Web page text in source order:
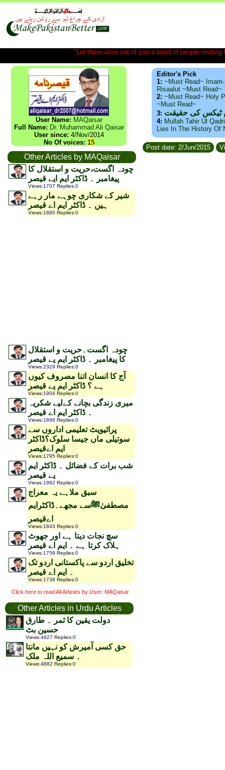
"Let there arise out of you a band of people
User Name: MAQaisar
Full Name: Dr. Muhammad Ali Qaisar
User since: 4/Nov/2014
No Of voices: 15
Other Articles by MAQaisar
چودہ اگست،حریت و استقلال کا
پیغامبر ۔ ڈاکٹر ایم ایے قیصر
Views:1707 Replies:0
شیر کے شکاری چوہے مار رہے
ہیں ۔ ڈاکٹر ایم اے قیصر
Views:1880 Replies:0
چودہ اگست۔حریت و استقلال
کا پیغامبر ۔ ڈاکٹر ایم یے قیصر
Views:2329 Replies:0
آج کا انسان اتنا مصروف کیوں
ہے ؟ ڈاکٹر ایم یے قیصر
Views:1904 Replies:0
میری زندگی بچانے کےلیے شکریہ
۔ ڈاکٹر ایم اے قیصر
Views:1896 Replies:0
پرائیویٹ تعلیمی اداروں سے
سوتیلی ماں جیسا سلوک؟ڈاکٹر
ایم اےقیصر
Views:1795 Replies:0
شب برات کے فضائل ۔ ڈاکٹر ایم
یے قیصر
Views:1992 Replies:0
سبق ملاہے یہ معراج
مصطفیٰﷺسے مجھے۔ڈاکٹرایم
اےقیصر
Views:1843 Replies:0
سچ نجات دیتا ہے اور جھوٹ
ہلاک کرتا ہے ۔ ایم اے قیصر
Views:1759 Replies:0
تخلیق اردو سے پاکستانی اردو تک
۔ ایم اے قیصر
Views:1738 Replies:0
Click here to read All Articles by User: MAQaisar
Other Articles in Urdu Articles
دولت یقین کا ثمر ۔ طارق
حسین بٹ
Views:4927 Replies:0
حق کسی آمیرش کو نہیں مانتا
۔ سمیع اللہ ملک
Views:4882 Replies:0
Editor's Pick
1: ~Must Read~
Risaalut ~Must Read~
2: ~Must Read~ Holy
~Must Read~
3: ٹیکس کی حقیقت
4: Mullah Tahir Ul
Lies In The History Of
Post date: 2/Jun/2015